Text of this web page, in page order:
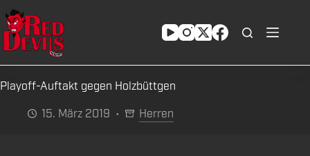
Zum
Inhalt
springen
Playoff-Auftakt gegen Holzbüttgen
15. März 2019
Herren